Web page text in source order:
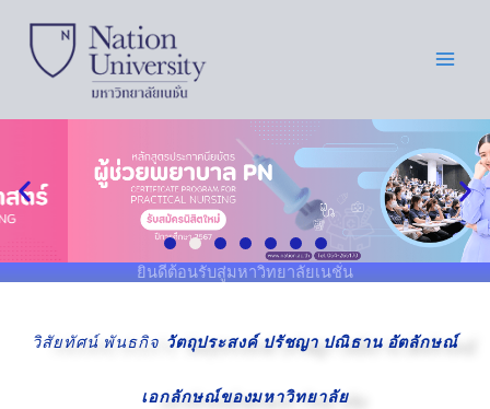
content
ยินดีต้อนรับสู่มหาวิทยาลัยเนชั่น
วิสัยทัศน์ พันธกิจ วัตถุประสงค์ ปรัชญา ปณิธาน อัตลักษณ์
เอกลักษณ์ของมหาวิทยาลัย